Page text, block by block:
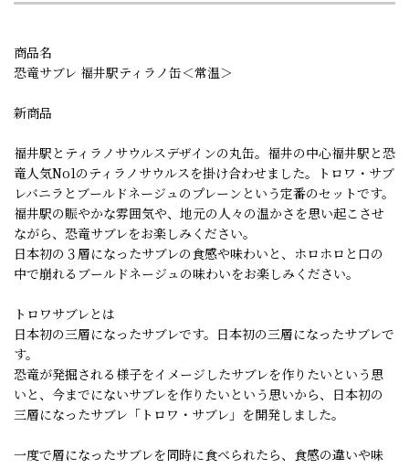
商品名
恐竜サブレ 福井駅ティラノ缶＜常温＞
新商品
福井駅とティラノサウルスデザインの丸缶。福井の中心福井駅と恐
竜人気No1のティラノサウルスを掛け合わせました。トロワ・サブ
レバニラとブールドネージュのプレーンという定番のセットです。
福井駅の賑やかな雰囲気や、地元の人々の温かさを思い起こさせ
ながら、恐竜サブレをお楽しみください。
日本初の３層になったサブレの食感や味わいと、ホロホロと口の
中で崩れるブールドネージュの味わいをお楽しみください。
トロワサブレとは
日本初の三層になったサブレです。日本初の三層になったサブレで
す。
恐竜が発掘される様子をイメージしたサブレを作りたいという思
いと、今までにないサブレを作りたいという思いから、日本初の
三層になったサブレ「トロワ・サブレ」を開発しました。
一度で層になったサブレを同時に食べられたら、食感の違いや味